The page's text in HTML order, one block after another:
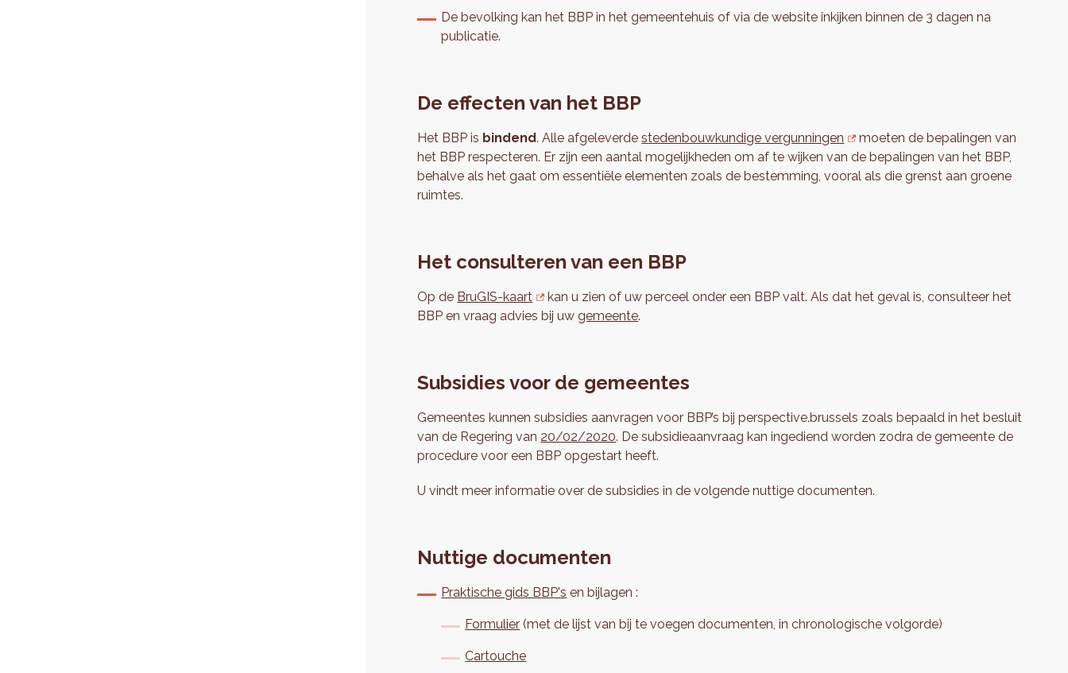
De bevolking kan het BBP in het gemeentehuis of via de website inkijken binnen de 3 dagen na
publicatie.
De effecten van het BBP
Het BBP is bindend. Alle afgeleverdestedenbouwkundige vergunningen
moeten de bepalingen van
het BBP respecteren. Er zijn een aantal mogelijkheden om af te wijken van de bepalingen van het BBP,
behalve als het gaat om essentiële elementen zoals de bestemming, vooral als die grenst aan groene
ruimtes.
Het consulteren van een BBP
Op de BruGIS-kaart
kan u zien of uw perceel onder een BBP valt. Als dat het geval is, consulteer het
BBP en vraag advies bij uwgemeente.
Subsidies voor de gemeentes
Gemeentes kunnen subsidies aanvragen voor BBP’s bij perspective.brussels zoals bepaald in het besluit
van de Regering van 20/02/2020. De subsidieaanvraag kan ingediend worden zodra de gemeente de
procedure voor een BBP opgestart heeft.
U vindt meer informatie over de subsidies in de volgende nuttige documenten.
Nuttige documenten
Praktische gids BBP's en bijlagen :
Formulier (met de lijst van bij te voegen documenten, in chronologische volgorde)
Cartouche